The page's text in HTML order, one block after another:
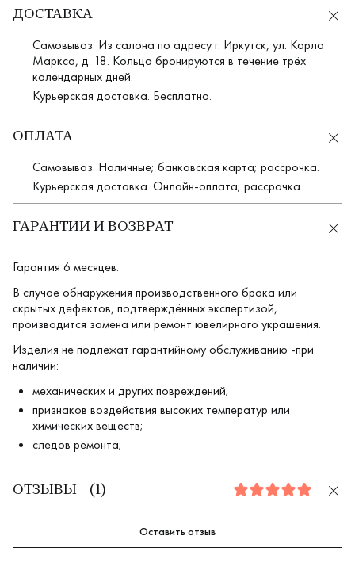
ДОСТАВКА
Самовывоз. Из салона по адресу г. Иркутск, ул. Карла
Маркса, д. 18. Кольца бронируются в течение трёх
календарных дней.
Курьерская доставка. Бесплатно.
ОПЛАТА
Самовывоз. Наличные; банковская карта; рассрочка.
Курьерская доставка. Онлайн-оплата; рассрочка.
ГАРАНТИИ И ВОЗВРАТ
Гарантия 6 месяцев.
В случае обнаружения производственного брака или
скрытых дефектов, подтверждённых экспертизой,
производится замена или ремонт ювелирного украшения.
Изделия не подлежат гарантийному обслуживанию -при
наличии:
механических и других повреждений;
признаков воздействия высоких температур или
химических веществ;
следов ремонта;
ОТЗЫВЫ ( 1) 5.0
Оставить отзыв